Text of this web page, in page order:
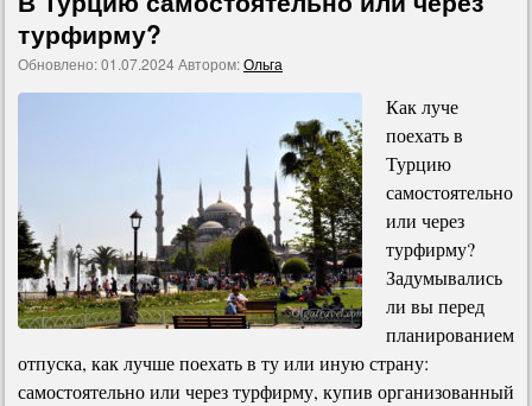
турфирму?
Обновлено:01.07.2024Автором:Ольга
Как луче
поехать в
Турцию
самостоятельно
или через
турфирму?
Задумывались
ли вы перед
планированием
отпуска, как лучше поехать в ту или иную страну:
самостоятельно или через турфирму, купив организованный